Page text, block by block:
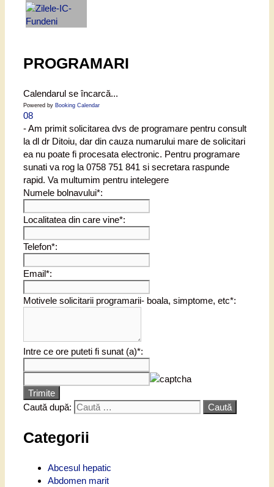
PROGRAMARI
Calendarul se încarcă...
Powered by Booking Calendar
08
- Am primit solicitarea dvs de programare pentru consult
la dl dr Ditoiu, dar din cauza numarului mare de solicitari
ea nu poate fi procesata electronic. Pentru programare
sunati va rog la 0758 751 841 si secretara raspunde
rapid. Va multumim pentru intelegere
Numele bolnavului*:
Localitatea din care vine*:
Telefon*:
Email*:
Motivele solicitarii programarii- boala, simptome, etc*:
Intre ce ore puteti fi sunat (a)*:
Trimite
Caută după:
Categorii
Abcesul hepatic
Abdomen marit